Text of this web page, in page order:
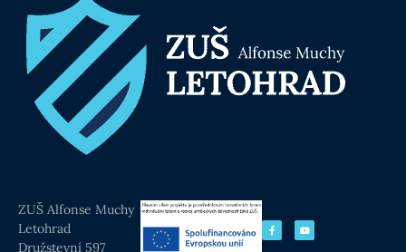
ZUŠ Alfonse Muchy
Letohrad
Družstevní 597